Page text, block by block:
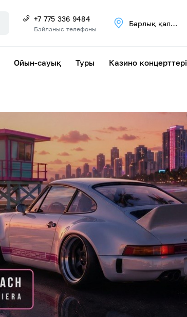
+7 775 336 9484
Байланыс телефоны
Барлық қалалар
Ойын-сауық Туры Казино концерттері